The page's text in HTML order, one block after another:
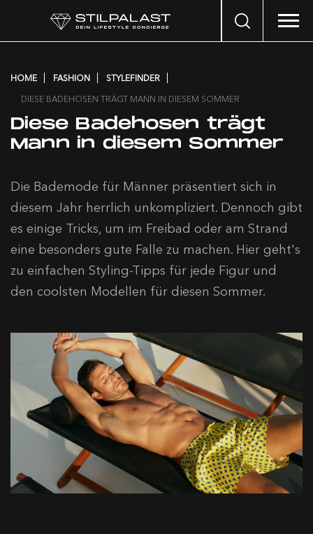
Search
HOME FASHION
STYLEFINDER
DIESE BADEHOSEN TRÄGT MANN IN DIESEM SOMMER
Diese Badehosen trägt
Mann in diesem Sommer
Die Bademode für Männer präsentiert sich in
diesem Jahr herrlich unkompliziert. Dennoch gibt
es einige Tricks, um im Freibad oder am Strand
eine besonders gute Falle zu machen. Hier geht's
zu einfachen Styling-Tipps für jede Figur und
den coolsten Modellen für diesen Sommer.